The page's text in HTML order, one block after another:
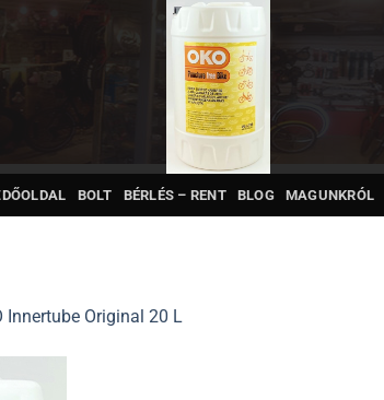
BOLT BÉRLÉS – RENT BLOG MAGUNKRÓL
Innertube Original 20 L